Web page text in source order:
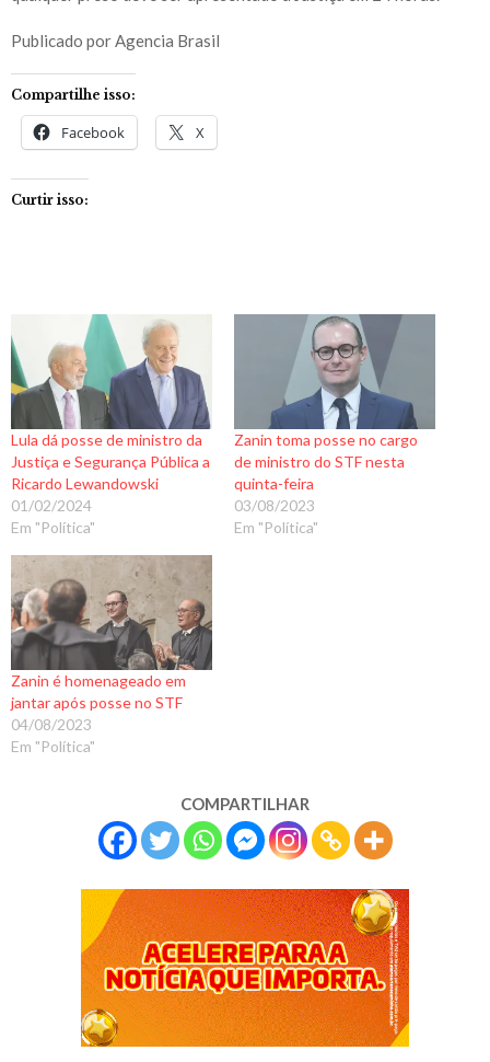
Publicado por Agencia Brasil
Compartilhe isso:
Facebook X
Curtir isso:
Lula dá posse de ministro da
Justiça e Segurança Pública a
Ricardo Lewandowski
01/02/2024
Em "Política"
Zanin toma posse no cargo
de ministro do STF nesta
quinta-feira
03/08/2023
Em "Política"
Zanin é homenageado em
jantar após posse no STF
04/08/2023
Em "Política"
COMPARTILHAR